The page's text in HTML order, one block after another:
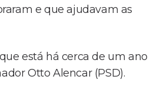
e que ajudavam as
está há cerca de um ano
Otto Alencar (PSD).